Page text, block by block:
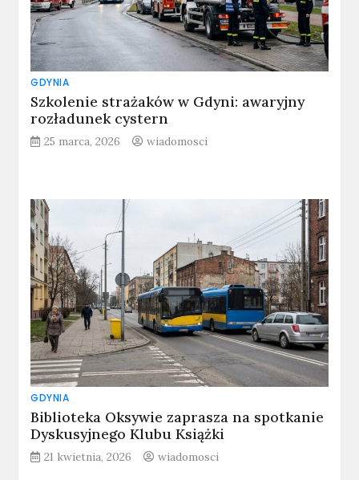
GDYNIA
Szkolenie strażaków w Gdyni: awaryjny
rozładunek cystern
25 marca, 2026 wiadomosci
GDYNIA
Biblioteka Oksywie zaprasza na spotkanie
Dyskusyjnego Klubu Książki
21 kwietnia, 2026 wiadomosci